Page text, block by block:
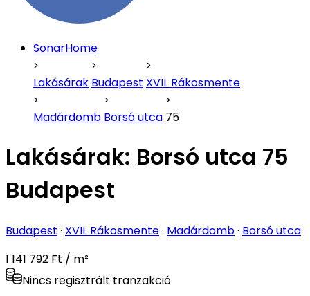
SonarHome
Lakásárak Budapest XVII. Rákosmente
Madárdomb Borsó utca 75
Lakásárak: Borsó utca 75
Budapest
Budapest · XVII. Rákosmente· Madárdomb· Borsó utca
1 141 792 Ft / m²
Nincs regisztrált tranzakció